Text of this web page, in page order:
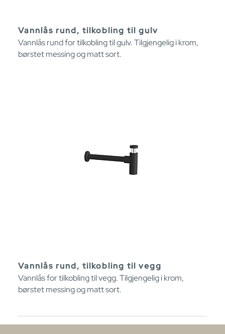
Vannlås rund, tilkobling til gulv
Vannlås rund for tilkobling til gulv. Tilgjengelig i krom,
børstet messing og matt sort.
Vannlås rund, tilkobling til vegg
Vannlås for tilkobling til vegg. Tilgjengelig i krom,
børstet messing og matt sort.